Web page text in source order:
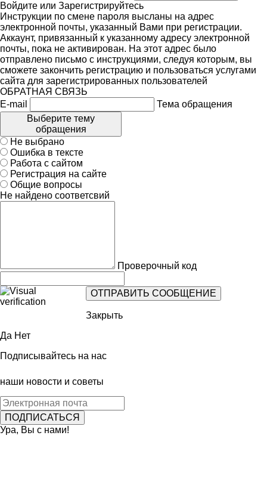
Войдите или Зарегистрируйтесь
Инструкции по смене пароля высланы на адрес
электронной почты, указанный Вами при регистрации.
Аккаунт, привязанный к указанному адресу электронной
почты, пока не активирован. На этот адрес было
отправлено письмо с инструкциями, следуя которым, вы
сможете закончить регистрацию и пользоваться услугами
сайта для зарегистрированных пользователей
ОБРАТНАЯ СВЯЗЬ
E-mail
Тема обращения
Выберите тему
обращения
Не выбрано
Ошибка в тексте
Работа с сайтом
Регистрация на сайте
Общие вопросы
Не найдено соответсвий
Проверочный код
Закрыть
Да Нет
Подписывайтесь на нас
наши новости и советы
Ура, Вы с нами!